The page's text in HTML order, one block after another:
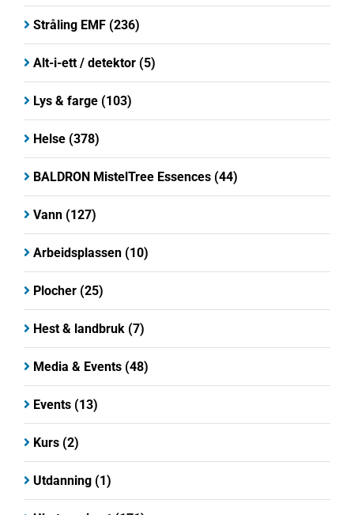
Stråling EMF (236)
Alt-i-ett / detektor (5)
Lys & farge (103)
Helse (378)
BALDRON MistelTree Essences (44)
Vann (127)
Arbeidsplassen (10)
Plocher (25)
Hest & landbruk (7)
Media & Events (48)
Events (13)
Kurs (2)
Utdanning (1)